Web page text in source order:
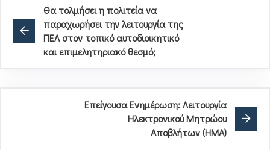
Θα τολμήσει η πολιτεία να
παραχωρήσει την λειτουργία της
ΠΕΛ στον τοπικό αυτοδιοικητικό
και επιμελητηριακό θεσμό;
Επείγουσα Ενημέρωση: Λειτουργία
Ηλεκτρονικού Μητρώου
Αποβλήτων (ΗΜΑ)